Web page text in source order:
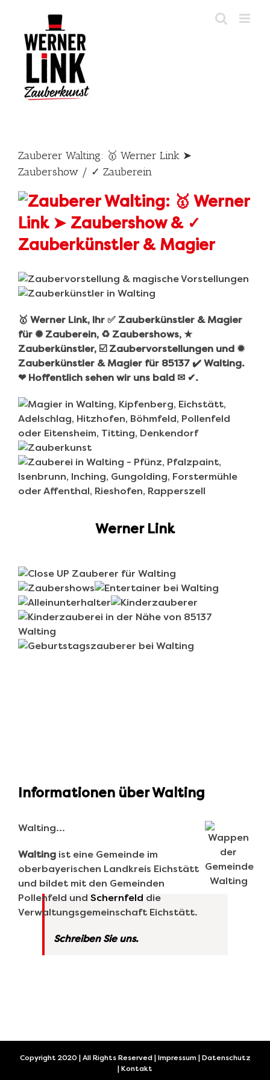
content
Zauberer Walting: 🥇 Werner Link ➤
Zaubershow / ✓ Zauberein
🥇 Werner Link, Ihr ✅ Zauberkünstler & Magier
für ✺ Zauberein, ♻ Zaubershows, ★
Zauberkünstler, ☑️ Zaubervorstellungen und ✹
Zauberkünstler & Magier für 85137 ✔️ Walting.
❤ Hoffentlich sehen wir uns bald ✉ ✔.
Werner Link
Informationen über Walting
Walting…
Walting ist eine Gemeinde im
oberbayerischen Landkreis Eichstätt
und bildet mit den Gemeinden
Pollenfeld und Schernfeld die
Verwaltungsgemeinschaft Eichstätt.
Schreiben Sie uns.
Copyright 2020 | All Rights Reserved | Impressum| Datenschutz
Kontakt